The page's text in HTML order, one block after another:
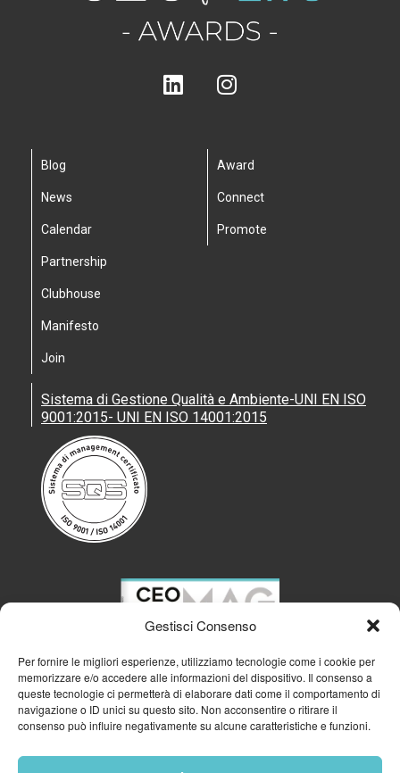
Gestisci Consenso
Per fornire le migliori esperienze, utilizziamo tecnologie come i cookie per
memorizzare e/o accedere alle informazioni del dispositivo. Il consenso a
queste tecnologie ci permetterà di elaborare dati come il comportamento di
navigazione o ID unici su questo sito. Non acconsentire o ritirare il
consenso può influire negativamente su alcune caratteristiche e funzioni.
Blog
News
Calendar
Partnership
Clubhouse
Manifesto
Join
Award
Connect
Promote
Sistema di Gestione Qualità e Ambiente-UNI EN ISO
9001:2015- UNI EN ISO 14001:2015